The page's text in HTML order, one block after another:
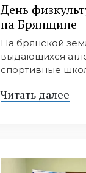
День
на Брянщине
На брянской
выдающихся
спортивные
Читать далее